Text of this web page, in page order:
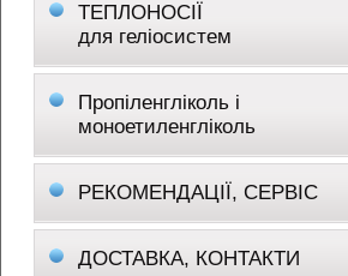
ТЕПЛОНОСІЇ
для геліосистем
Пропіленгліколь і
моноетиленгліколь
РЕКОМЕНДАЦІЇ, СЕРВІС
ДОСТАВКА, КОНТАКТИ